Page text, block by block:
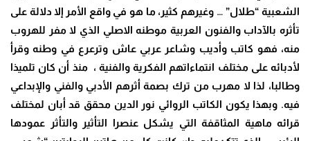
الشعبية “طلال” … وغيرهم كثير، ما هو في واقع الأمر إلا دلالة على
تأثره بالآداب والفنون العربية موطنه الاصلي الذي لا مفر للهروب
منه، فهو كاتب وأديب وشاعر عربي عاش وترعرع في وطنه وقرأ
لأدبائه على مختلف انتماءاتهم الفكرية والفنية ، منذ أن كان تلميذا
وطالبا، لذا لا مهرب من ترك بصمة أثرهم الأدبي والفني والإبداعي
فيه. وبهذا يكون الكاتب الروائي نور الدين محقق قد أبان لمختلف
قرائه ماهية المثاقفة التي يشكل عنصرا التأثير والتأثر عمودها